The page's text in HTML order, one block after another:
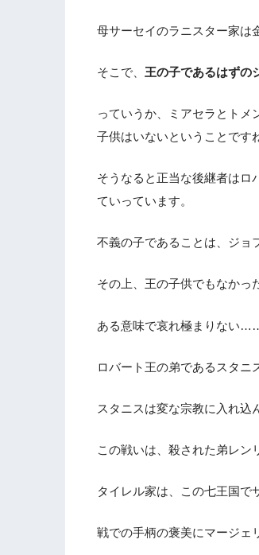
母サーセイのラニスター家は
そこで、 王の子であるはずの
っていうか、ミアセラとトメ
子供はいないということです
そうなると正当な後継者はロ
ていっています。
不義の子であることは、ジョ
その上、王の子供でもなかっ
ある意味で哀れ極まりない
ロバート王の弟であるスタニ
スタニスは変な宗教に入れ込
この戦いは、殺された弟レン
タイレル家は、この七王国で
戦での手柄の褒美にマージェ